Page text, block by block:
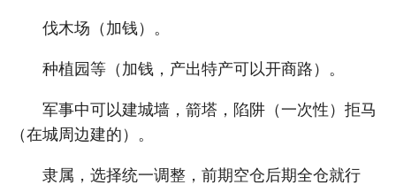
伐木场（加钱）。
种植园等（加钱，产出特产可以开商路）。
军事中可以建城墙，箭塔，陷阱（一次性）拒马
（在城周边建的）。
隶属，选择统一调整，前期空仓后期全仓就行